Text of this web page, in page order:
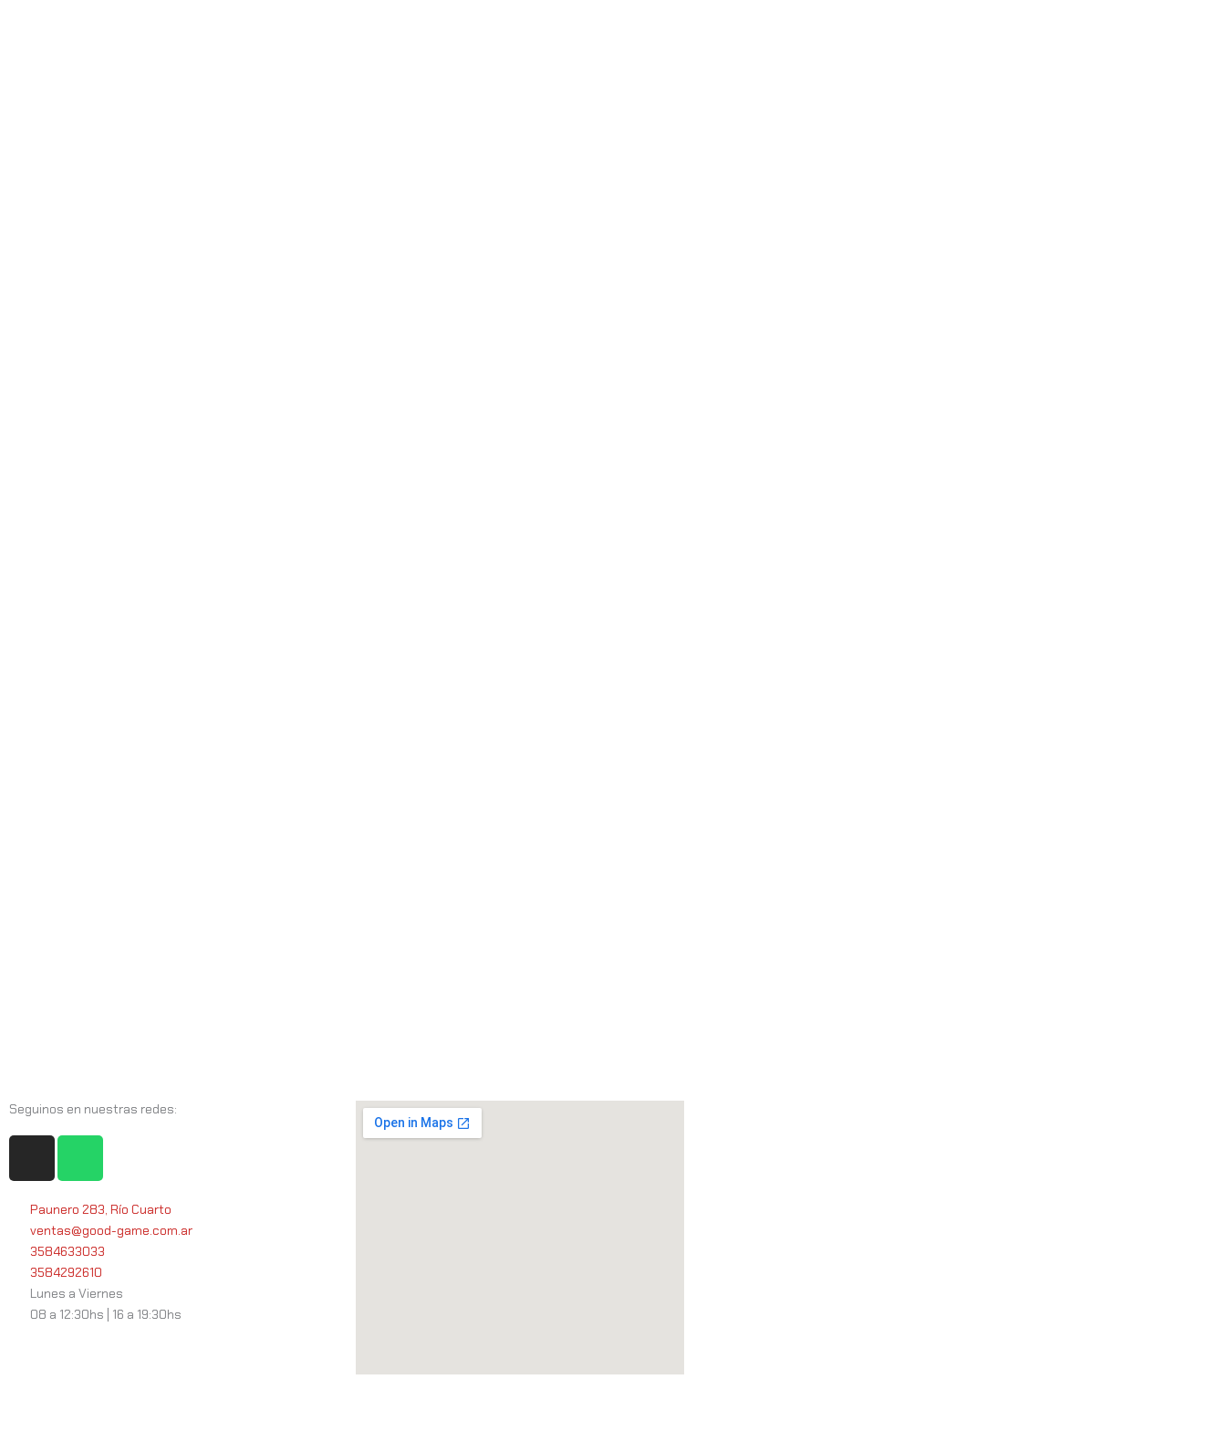
Seguinos en nuestras redes:
I
s
t
a
g
r
a
m
W
a
t
s
a
p
p
Paunero 283, Río Cuarto
ventas@good-game.com.ar
3584633033
3584292610
Lunes a Viernes
08 a 12:30hs | 16 a 19:30hs